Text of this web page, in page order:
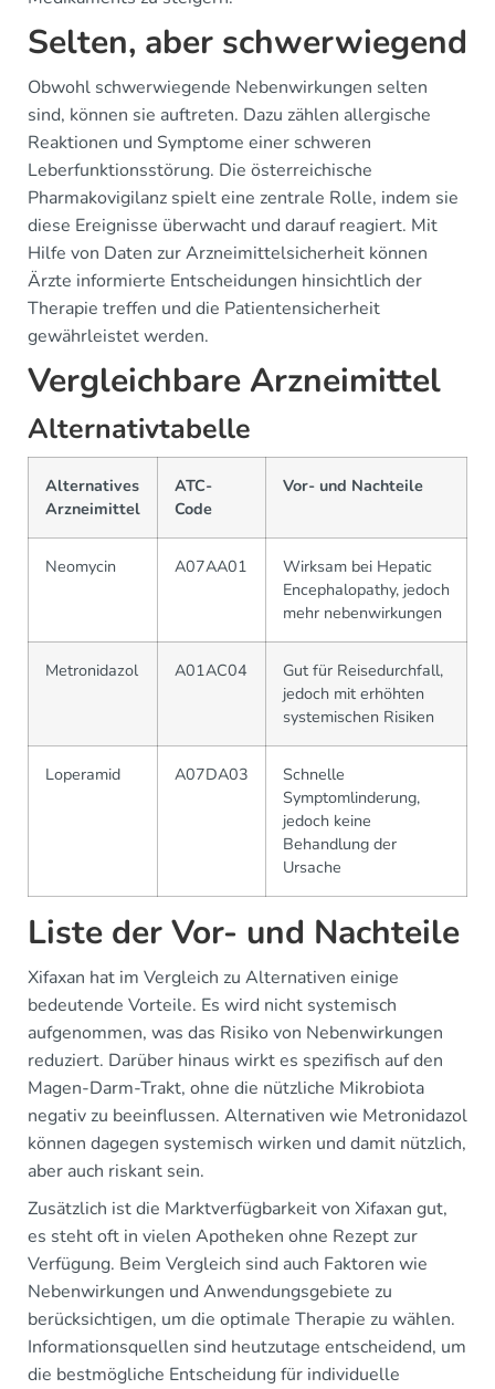
Selten, aber schwerwiegend
Obwohl schwerwiegende Nebenwirkungen selten
sind, können sie auftreten. Dazu zählen allergische
Reaktionen und Symptome einer schweren
Leberfunktionsstörung. Die österreichische
Pharmakovigilanz spielt eine zentrale Rolle, indem sie
diese Ereignisse überwacht und darauf reagiert. Mit
Hilfe von Daten zur Arzneimittelsicherheit können
Ärzte informierte Entscheidungen hinsichtlich der
Therapie treffen und die Patientensicherheit
gewährleistet werden.
Vergleichbare Arzneimittel
Alternativtabelle
Alternatives
Arzneimittel
ATC-
Code
Vor- und Nachteile
Neomycin A07AA01
Wirksam bei Hepatic
Encephalopathy, jedoch
mehr nebenwirkungen
Metronidazol A01AC04
Gut für Reisedurchfall,
jedoch mit erhöhten
systemischen Risiken
Loperamid A07DA03
Schnelle
Symptomlinderung,
jedoch keine
Behandlung der
Ursache
Liste der Vor- und Nachteile
Xifaxan hat im Vergleich zu Alternativen einige
bedeutende Vorteile. Es wird nicht systemisch
aufgenommen, was das Risiko von Nebenwirkungen
reduziert. Darüber hinaus wirkt es spezifisch auf den
Magen-Darm-Trakt, ohne die nützliche Mikrobiota
negativ zu beeinflussen. Alternativen wie Metronidazol
können dagegen systemisch wirken und damit nützlich,
aber auch riskant sein.
Zusätzlich ist die Marktverfügbarkeit von Xifaxan gut,
es steht oft in vielen Apotheken ohne Rezept zur
Verfügung. Beim Vergleich sind auch Faktoren wie
Nebenwirkungen und Anwendungsgebiete zu
berücksichtigen, um die optimale Therapie zu wählen.
Informationsquellen sind heutzutage entscheidend, um
die bestmögliche Entscheidung für individuelle